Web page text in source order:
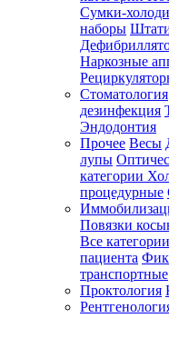
Сумки-
наборы
Наркозные
Стоматология
дезинфекция
Эндодонтия
Прочее Весы
лупы
категории
процедурные
Повязки
Все категории
пациента
транспортные
Проктология